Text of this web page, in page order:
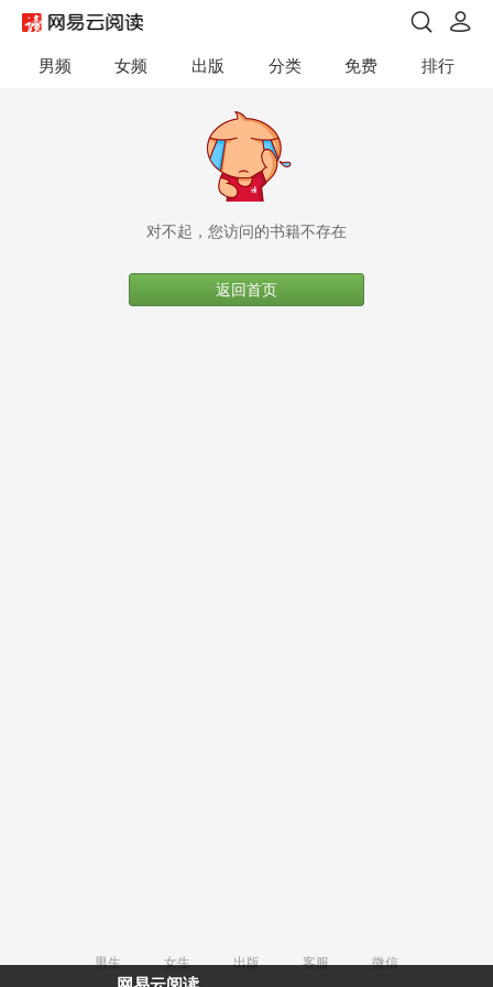
男频 女频 出版 分类 免费 排行
对不起，您访问的书籍不存在
返回首页
男生 女生 出版 客服
微信